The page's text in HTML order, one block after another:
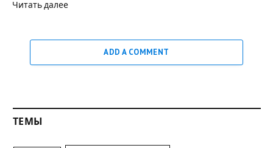
Читать далее
ADD A COMMENT
ТЕМЫ